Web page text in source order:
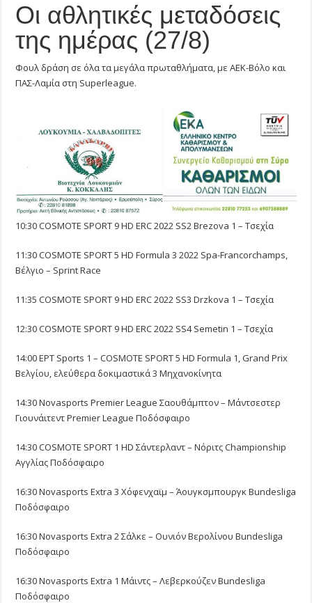
μεταδόσεις
της
ημέρας
(27/8)
Οι αθλητικές μεταδόσεις
της ημέρας (27/8)
Φουλ δράση σε όλα τα μεγάλα πρωταθλήματα, με ΑΕΚ-Βόλο και
ΠΑΣ-Λαμία στη Superleague.
10:30 COSMOTE SPORT 9 HD ERC 2022 SS2 Brezova 1 – Τσεχία
11:30 COSMOTE SPORT 5 HD Formula 3 2022 Spa-Francorchamps,
Βέλγιο – Sprint Race
11:35 COSMOTE SPORT 9 HD ERC 2022 SS3 Drzkova 1 – Τσεχία
12:30 COSMOTE SPORT 9 HD ERC 2022 SS4 Semetin 1 – Τσεχία
14:00 ΕΡΤ Sports 1 – COSMOTE SPORT 5 HD Formula 1, Grand Prix
Βελγίου, ελεύθερα δοκιμαστικά 3 Μηχανοκίνητα
14:30 Novasports Premier League Σαουθάμπτον – Μάντσεστερ
Γιουνάιτεντ Premier League Ποδόσφαιρο
14:30 COSMOTE SPORT 1 HD Σάντερλαντ – Νόριτς Championship
Αγγλίας Ποδόσφαιρο
16:30 Novasports Extra 3 Χόφενχαϊμ – Άουγκσμπουργκ Bundesliga
Ποδόσφαιρο
16:30 Novasports Extra 2 Σάλκε – Ουνιόν Βερολίνου Bundesliga
Ποδόσφαιρο
16:30 Novasports Extra 1 Μάιντς – Λεβερκούζεν Bundesliga
Ποδόσφαιρο